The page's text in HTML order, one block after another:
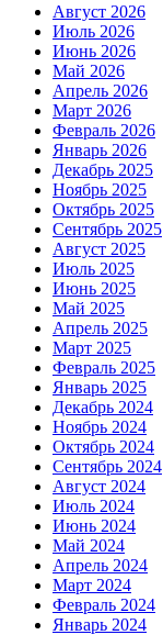
Август 2026
Июль 2026
Июнь 2026
Май 2026
Апрель 2026
Март 2026
Февраль 2026
Январь 2026
Декабрь 2025
Ноябрь 2025
Октябрь 2025
Сентябрь 2025
Август 2025
Июль 2025
Июнь 2025
Май 2025
Апрель 2025
Март 2025
Февраль 2025
Январь 2025
Декабрь 2024
Ноябрь 2024
Октябрь 2024
Сентябрь 2024
Август 2024
Июль 2024
Июнь 2024
Май 2024
Апрель 2024
Март 2024
Февраль 2024
Январь 2024